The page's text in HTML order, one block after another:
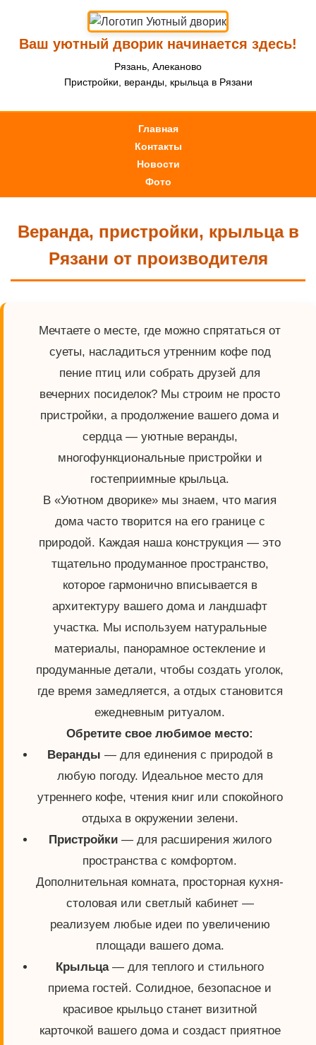
Ваш уютный дворик начинается здесь!
Рязань, Алеканово
Пристройки, веранды, крыльца в Рязани
Главная
Контакты
Новости
Фото
Веранда, пристройки, крыльца в
Рязани от производителя
Мечтаете о месте, где можно спрятаться от
суеты, насладиться утренним кофе под
пение птиц или собрать друзей для
вечерних посиделок? Мы строим не просто
пристройки, а продолжение вашего дома и
сердца — уютные веранды,
многофункциональные пристройки и
гостеприимные крыльца.
В «Уютном дворике» мы знаем, что магия
дома часто творится на его границе с
природой. Каждая наша конструкция — это
тщательно продуманное пространство,
которое гармонично вписывается в
архитектуру вашего дома и ландшафт
участка. Мы используем натуральные
материалы, панорамное остекление и
продуманные детали, чтобы создать уголок,
где время замедляется, а отдых становится
ежедневным ритуалом.
Обретите свое любимое место:
Веранды — для единения с природой в
любую погоду. Идеальное место для
утреннего кофе, чтения книг или спокойного
отдыха в окружении зелени.
Пристройки— для расширения жилого
пространства с комфортом.
Дополнительная комната, просторная кухня-
столовая или светлый кабинет —
реализуем любые идеи по увеличению
площади вашего дома.
Крыльца— для теплого и стильного
приема гостей. Солидное, безопасное и
красивое крыльцо станет визитной
карточкой вашего дома и создаст приятное